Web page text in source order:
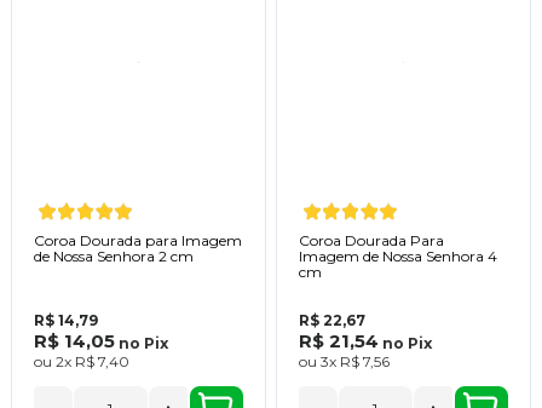
Coroa Dourada para Imagem
de Nossa Senhora 2 cm
R$ 14,79
R$ 14,05 no Pix
ou 2x R$ 7,40
Coroa Dourada Para
Imagem de Nossa Senhora 4
cm
R$ 22,67
R$ 21,54 no Pix
ou 3x R$ 7,56